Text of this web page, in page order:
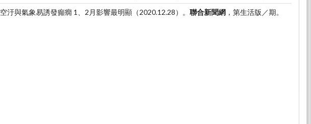
空汙與氣象易誘發癲癇 1、2月影響最明顯（2020.12.28）。 聯合新聞網 ，第生活版／期。